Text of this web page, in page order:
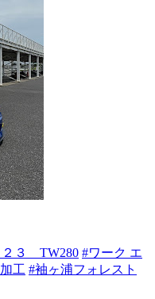
２３ TW280 #ワーク エ
工 #袖ヶ浦フォレスト